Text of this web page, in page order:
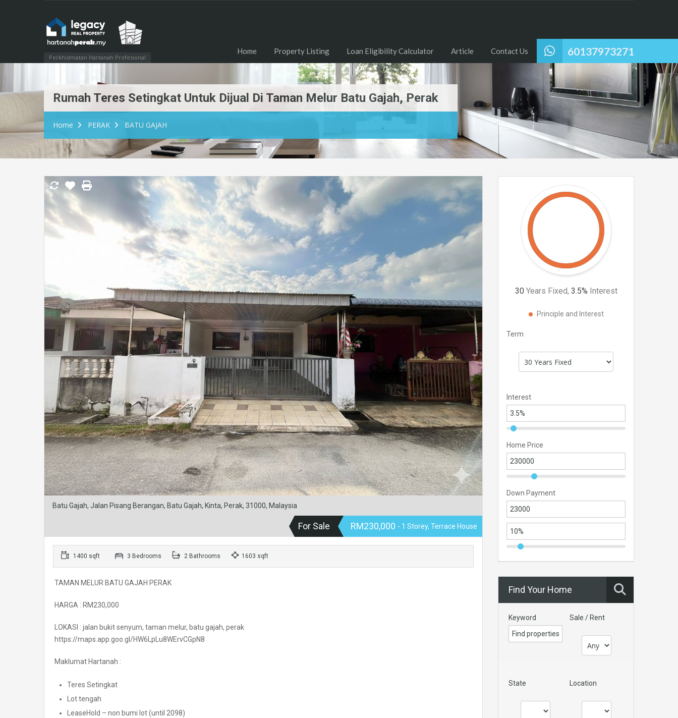
Perkhidmatan Hartanah Profesional 60137973271
Home Property Listing Loan Eligibility Calculator Article Contact Us
Rumah Teres Setingkat Untuk Dijual Di Taman Melur Batu Gajah, Perak
Home PERAK BATU GAJAH
Batu Gajah, Jalan Pisang Berangan, Batu Gajah, Kinta, Perak, 31000, Malaysia
For Sale RM230,000 - 1 Storey, Terrace House
1400 sqft 3 Bedrooms 2 Bathrooms 1603 sqft
TAMAN MELUR BATU GAJAH PERAK
HARGA : RM230,000
LOKASI : jalan bukit senyum, taman melur, batu gajah, perak
https://maps.app.goo.gl/HW6LpLu8WErvCGpN8
Maklumat Hartanah :
Teres Setingkat
Lot tengah
LeaseHold – non bumi lot (until 2098)
30 Years Fixed, 3.5% Interest
Principle and Interest
Term
Interest
Home Price
Down Payment
Find Your Home
Keyword Sale / Rent
State Location